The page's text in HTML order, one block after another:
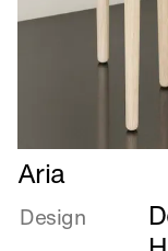
Læs
mere
om
Aria
Design